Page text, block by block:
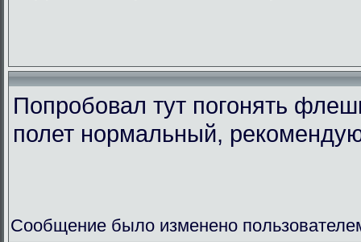
Попробовал тут погонять
полет нормальный,
Сообщение было изменено